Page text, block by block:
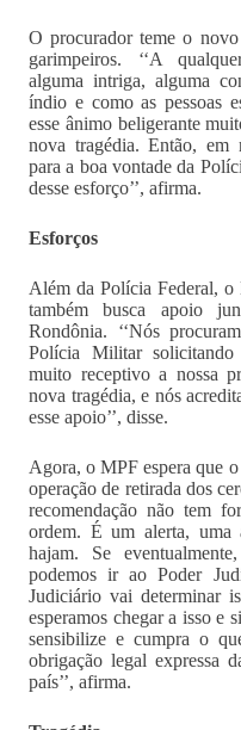
O procurador teme o
garimpeiros. ‘‘A
alguma intriga, alguma
índio e como as pessoas
esse ânimo beligerante
nova tragédia. Então, em
para a boa vontade da
desse esforço’’, afirma.
Esforços
Além da Polícia Federal,
também busca apoio
Rondônia. ‘‘Nós
Polícia Militar
muito receptivo a nossa
nova tragédia, e nós
esse apoio’’, disse.
Agora, o MPF espera que
operação de retirada dos
recomendação não tem
ordem. É um alerta, uma
hajam. Se
podemos ir ao Poder
Judiciário vai determinar
esperamos chegar a isso e
sensibilize e cumpra o
obrigação legal expressa
país’’, afirma.